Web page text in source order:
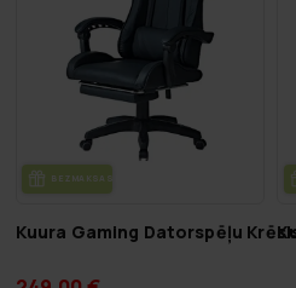
BEZ­MAK­SAS PIE­GĀ­DE
Kuura Gaming Datorspēļu